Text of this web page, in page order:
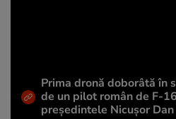
Prima dronă doborâtă în
de un pilot român de F-
președintele Nicușor Dan